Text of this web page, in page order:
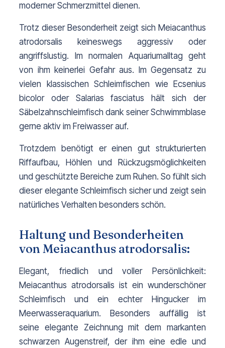
moderner Schmerzmittel dienen.
Trotz dieser Besonderheit zeigt sich Meiacanthus
atrodorsalis keineswegs aggressiv oder
angriffslustig. Im normalen Aquariumalltag geht
von ihm keinerlei Gefahr aus. Im Gegensatz zu
vielen klassischen Schleimfischen wie Ecsenius
bicolor oder Salarias fasciatus hält sich der
Säbelzahnschleimfisch dank seiner Schwimmblase
gerne aktiv im Freiwasser auf.
Trotzdem benötigt er einen gut strukturierten
Riffaufbau, Höhlen und Rückzugsmöglichkeiten
und geschützte Bereiche zum Ruhen. So fühlt sich
dieser elegante Schleimfisch sicher und zeigt sein
natürliches Verhalten besonders schön.
Haltung und Besonderheiten
von Meiacanthus atrodorsalis:
Elegant, friedlich und voller Persönlichkeit:
Meiacanthus atrodorsalis ist ein wunderschöner
Schleimfisch und ein echter Hingucker im
Meerwasseraquarium. Besonders auffällig ist
seine elegante Zeichnung mit dem markanten
schwarzen Augenstreif, der ihm eine edle und